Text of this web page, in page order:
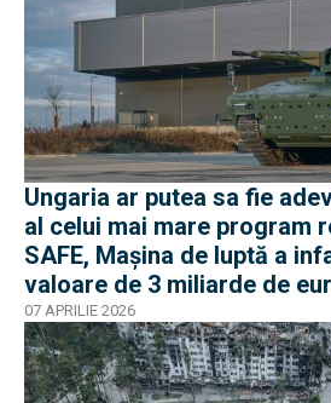
Ungaria ar putea sa fie
al celui mai mare program
SAFE, Mașina de luptă a
valoare de 3 miliarde de
07 APRILIE 2026